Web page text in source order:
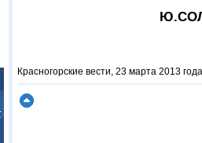
Красногорские вести, 23 марта 2013